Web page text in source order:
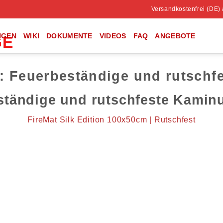
Versandkostenfrei (DE)
WIKI DOKUMENTE VIDEOS FAQ ANGEBOTE
Feuerbeständige und
und rutschfeste
FireMat Silk Edition 100x50cm | Rutschfest